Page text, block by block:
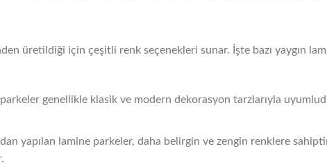
üretildiği için çeşitli renk seçenekleri sunar. İşte bazı yaygın
genellikle klasik ve modern dekorasyon tarzlarıyla
yapılan lamine parkeler, daha belirgin ve zengin renklere